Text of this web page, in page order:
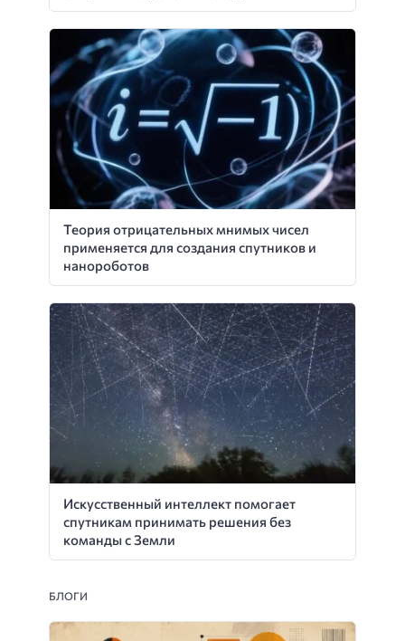
Теория отрицательных мнимых чисел
применяется для создания спутников и
нанороботов
Искусственный интеллект помогает
спутникам принимать решения без
команды с Земли
БЛОГИ